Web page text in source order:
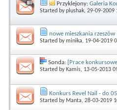
Przyklejony: Galeria
Started byplushak, 29-09-2009
nowe mieszkania rzeszów
Started byminika, 19-04-2019
Sonda: [Prace
Started by Kamis, 13-05-2013
Konkurs Revel Nail - do
Started by Manta, 28-03-2019